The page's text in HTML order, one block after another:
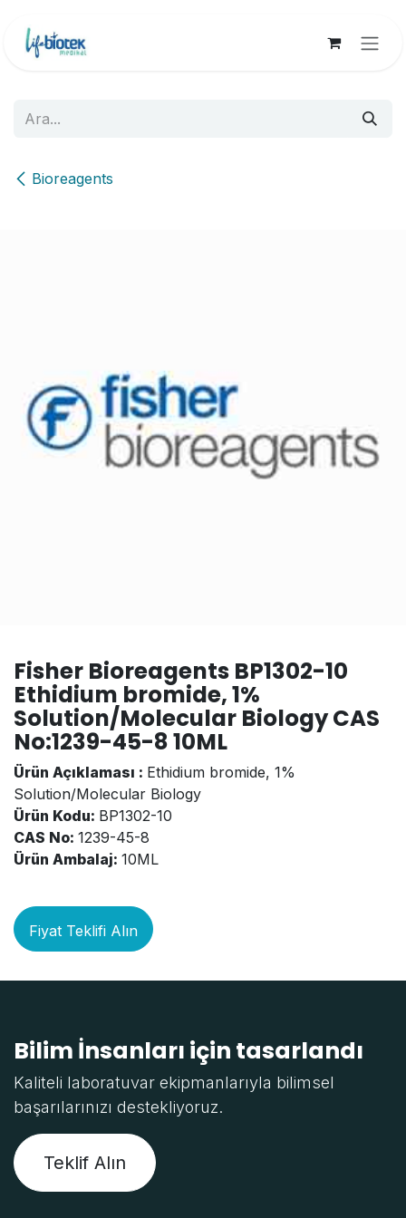
Bioreagents
Fisher Bioreagents BP1302-10
Ethidium bromide, 1%
Solution/Molecular Biology CAS
No:1239-45-8 10ML
Ürün Açıklaması : Ethidium bromide, 1%
Solution/Molecular Biology
Ürün Kodu: BP1302-10
CAS No: 1239-45-8
Ürün Ambalaj: 10ML
Fiyat Teklifi Alın
Bilim İnsanları için tasarlandı
Kaliteli laboratuvar ekipmanlarıyla bilimsel
başarılarınızı destekliyoruz.
Teklif Alın